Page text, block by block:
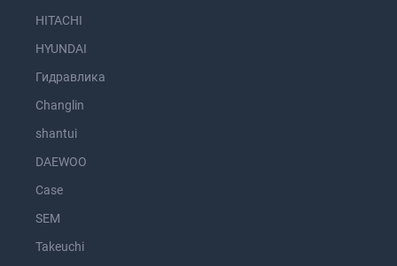
HITACHI
HYUNDAI
Гидравлика
Changlin
shantui
DAEWOO
Case
SEM
Takeuchi